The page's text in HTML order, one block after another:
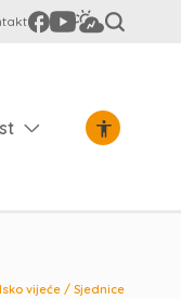
vijeće / Sjednice